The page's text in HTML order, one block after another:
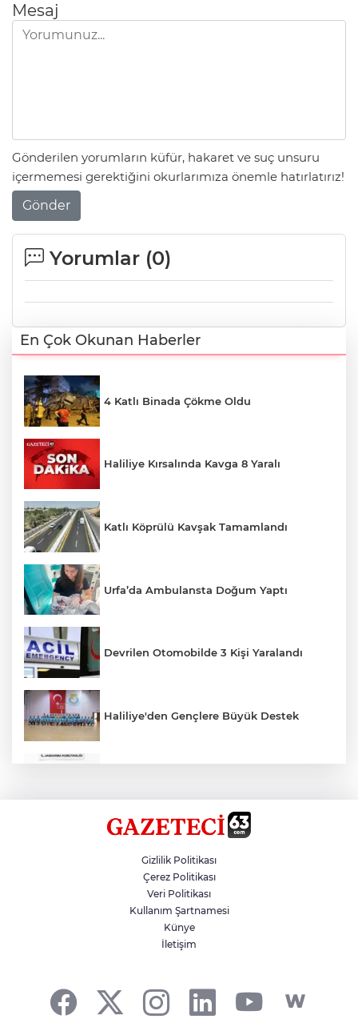
Mesaj
Gönderilen yorumların küfür, hakaret ve suç unsuru
içermemesi gerektiğini okurlarımıza önemle hatırlatırız!
Gönder
Yorumlar (0)
En Çok Okunan Haberler
4 Katlı Binada Çökme Oldu
Haliliye Kırsalında Kavga 8 Yaralı
Katlı Köprülü Kavşak Tamamlandı
Urfa’da Ambulansta Doğum Yaptı
Devrilen Otomobilde 3 Kişi Yaralandı
Haliliye'den Gençlere Büyük Destek
Hikmet Başak’tan Ulaşım Çalışması
Atatürk Bulvarında Asfalt Yenileniyor
Gizlilik Politikası
Çerez Politikası
Veri Politikası
Kullanım Şartnamesi
Künye
İletişim